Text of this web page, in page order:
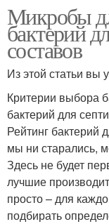
Микробы
бактерий
составов
Из этой статьи вы
Критерии выбора
бактерий для
Рейтинг бактерий
мы ни старались,
Здесь не будет
лучшие
просто – для
подбирать